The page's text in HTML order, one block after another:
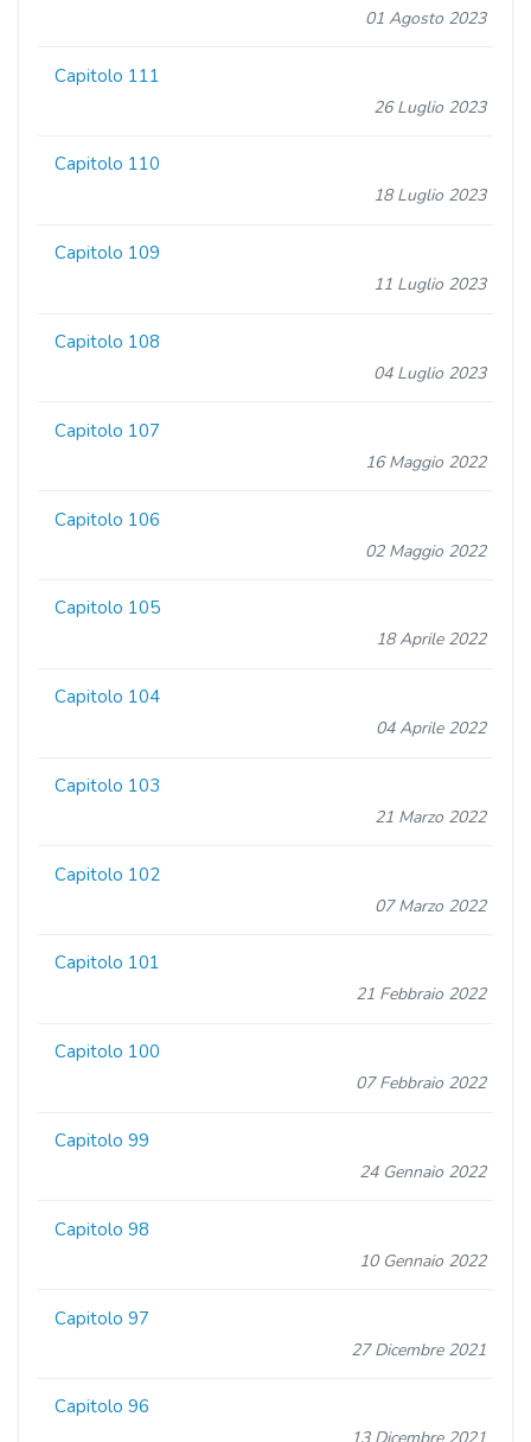
01 Agosto 2023
Capitolo 111
26 Luglio 2023
Capitolo 110
18 Luglio 2023
Capitolo 109
11 Luglio 2023
Capitolo 108
04 Luglio 2023
Capitolo 107
16 Maggio 2022
Capitolo 106
02 Maggio 2022
Capitolo 105
18 Aprile 2022
Capitolo 104
04 Aprile 2022
Capitolo 103
21 Marzo 2022
Capitolo 102
07 Marzo 2022
Capitolo 101
21 Febbraio 2022
Capitolo 100
07 Febbraio 2022
Capitolo 99
24 Gennaio 2022
Capitolo 98
10 Gennaio 2022
Capitolo 97
27 Dicembre 2021
Capitolo 96